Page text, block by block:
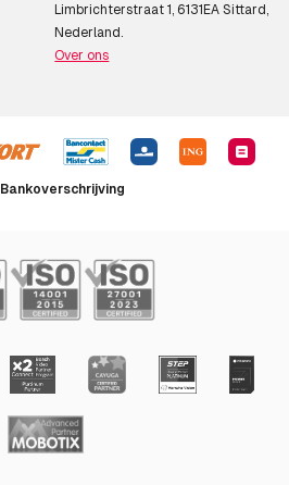
Limbrichterstraat 1, 6131EA Sittard,
Nederland.
Over ons
Bankoverschrijving